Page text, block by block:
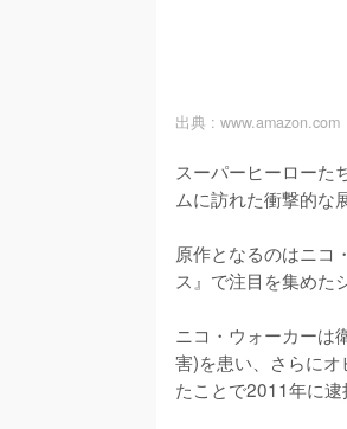
出典 : www.amazon.com
スーパーヒーローた
ムに訪れた衝撃的な
原作となるのはニコ
ス』で注目を集めた
ニコ・ウォーカーは
害)を患い、さらに
たことで2011年に逮